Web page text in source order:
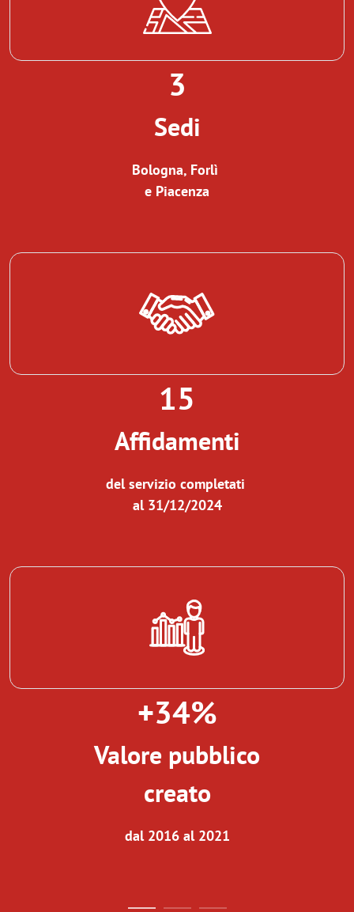
3
Sedi
Bologna, Forlì
e Piacenza
15
Affidamenti
del servizio completati
al 31/12/2024
+34%
Valore pubblico
creato
dal 2016 al 2021